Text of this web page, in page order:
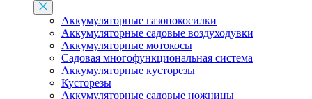
Аккумуляторные газонокосилки
Аккумуляторные садовые воздуходувки
Аккумуляторные мотокосы
Садовая многофункциональная система
Аккумуляторные кусторезы
Кусторезы
Аккумуляторные садовые ножницы